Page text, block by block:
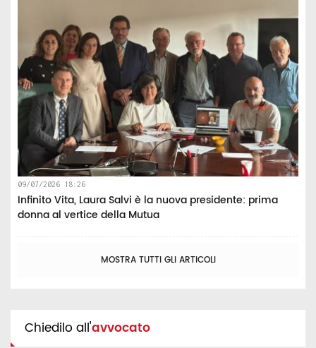
09/07/2026 18:26
Infinito Vita, Laura Salvi è la nuova presidente: prima
donna al vertice della Mutua
MOSTRA TUTTI GLI ARTICOLI
Chiedilo all'avvocato